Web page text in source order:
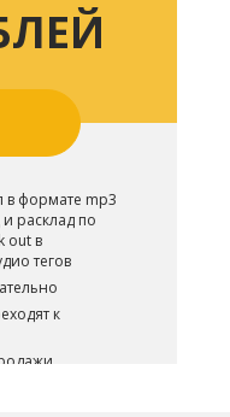
в формате mp3
и расклад по
out в
тегов
к